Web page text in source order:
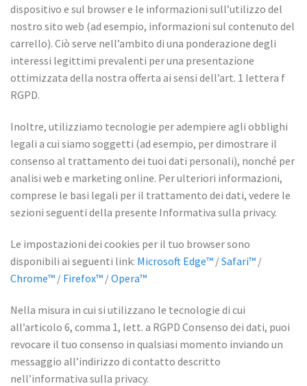
dispositivo e sul browser e le informazioni sull’utilizzo del
nostro sito web (ad esempio, informazioni sul contenuto del
carrello). Ciò serve nell’ambito di una ponderazione degli
interessi legittimi prevalenti per una presentazione
ottimizzata della nostra offerta ai sensi dell’art. 1 lettera f
RGPD.
Inoltre, utilizziamo tecnologie per adempiere agli obblighi
legali a cui siamo soggetti (ad esempio, per dimostrare il
consenso al trattamento dei tuoi dati personali), nonché per
analisi web e marketing online. Per ulteriori informazioni,
comprese le basi legali per il trattamento dei dati, vedere le
sezioni seguenti della presente Informativa sulla privacy.
Le impostazioni dei cookies per il tuo browser sono
disponibili ai seguenti link: Microsoft Edge™ /Safari™ /
Chrome™ / Firefox™ /Opera™
Nella misura in cui si utilizzano le tecnologie di cui
all’articolo 6, comma 1, lett. a RGPD Consenso dei dati, puoi
revocare il tuo consenso in qualsiasi momento inviando un
messaggio all’indirizzo di contatto descritto
nell’informativa sulla privacy.